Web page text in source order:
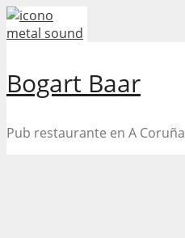
Skip
to
Bogart Baar
Pub restaurante en A Coruña